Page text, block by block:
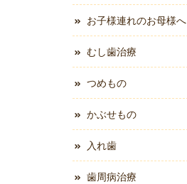
お子様連れのお母様へ
むし歯治療
つめもの
かぶせもの
入れ歯
歯周病治療